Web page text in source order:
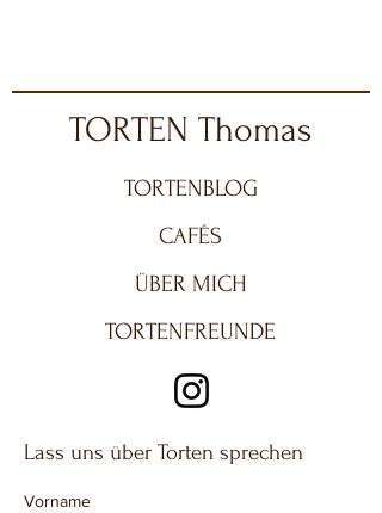
TORTEN Thomas
TORTENBLOG
CAFÉS
ÜBER MICH
TORTENFREUNDE
Lass uns über Torten sprechen
Vorname